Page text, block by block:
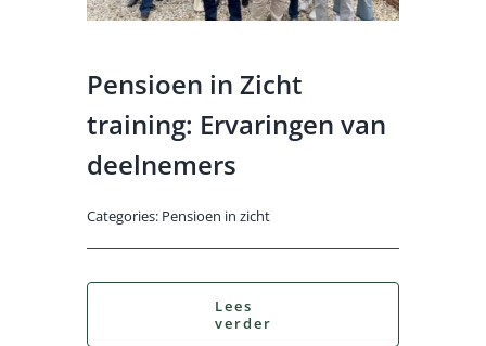
Log Out
Pensioen in Zicht
training: Ervaringen van
deelnemers
Categories: Pensioen in zicht
Lees
verder